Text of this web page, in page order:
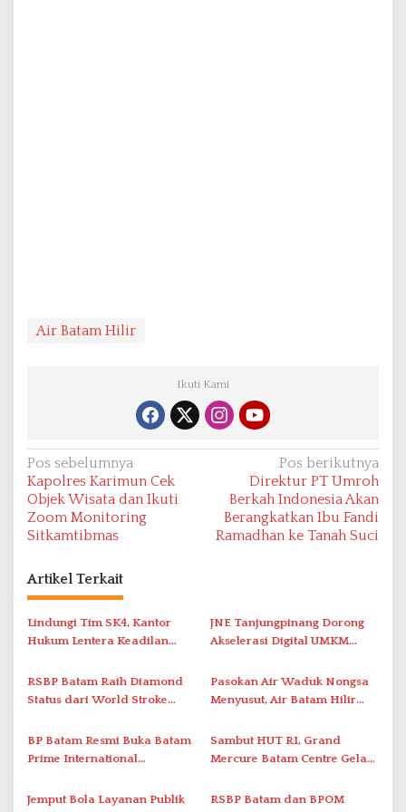
Air Batam Hilir
Ikuti Kami
N
a
v
i
g
a
s
i
o
Pos sebelumnya
Kapolres Karimun Cek
Objek Wisata dan Ikuti
Zoom Monitoring
Sitkamtibmas
Pos berikutnya
Direktur PT Umroh
Berkah Indonesia Akan
Berangkatkan Ibu Fandi
Ramadhan ke Tanah Suci
Artikel Terkait
Lindungi Tim SK4, Kantor
Hukum Lentera Keadilan
Perlawanan ke Petugas di
Bukik Batarah
JNE Tanjungpinang Dorong
Akselerasi Digital UMKM
2026
RSBP Batam Raih Diamond
Status dari World Stroke
Penanganan Stroke
Berstandar Internasional
Pasokan Air Waduk Nongsa
Menyusut, Air Batam Hilir
Antar-IPAM
BP Batam Resmi Buka Batam
Prime International
2026 di Stadion Temenggung
Sambut HUT RI, Grand
Mercure Batam Centre Gelar
Nusantara’
Jemput Bola Layanan Publik
RSBP Batam dan BPOM